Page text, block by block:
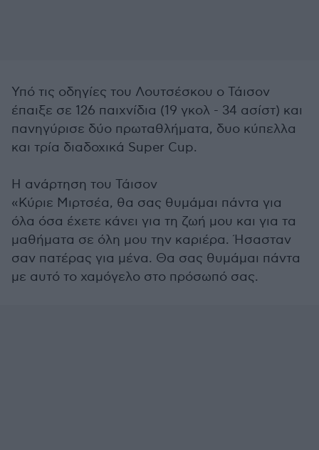
Υπό τις οδηγίες του Λουτσέσκου ο Τάισον
έπαιξε σε 126 παιχνίδια (19 γκολ - 34 ασίστ) και
πανηγύρισε δύο πρωταθλήματα, δυο κύπελλα
και τρία διαδοχικά Super Cup.
Η ανάρτηση του Τάισον
«Κύριε Μιρτσέα, θα σας θυμάμαι πάντα για
όλα όσα έχετε κάνει για τη ζωή μου και για τα
μαθήματα σε όλη μου την καριέρα. Ήσασταν
σαν πατέρας για μένα. Θα σας θυμάμαι πάντα
με αυτό το χαμόγελο στο πρόσωπό σας.